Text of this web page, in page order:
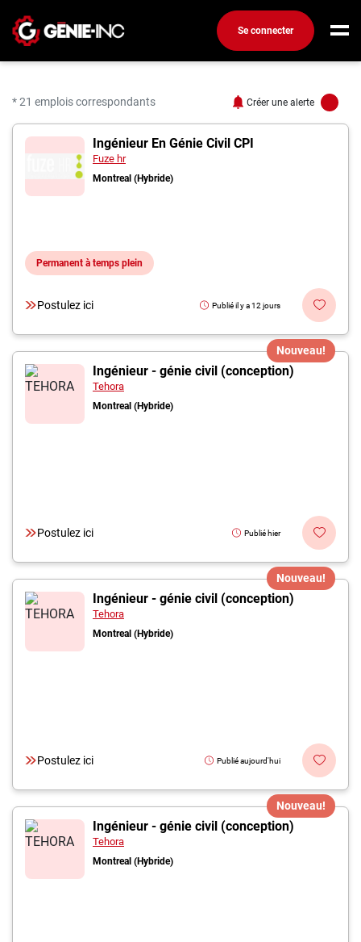
Se connecter
Créez un compte
Emplois
Recherchez un emploi
Compagnies
Ma boîte à outils
Conseils carrière
Inscrivez-vous à l'infolettre
Employeurs
* 21 emplois correspondants Créer une alerte
21 offres pour
Ingénieur En Génie Civil CPI
Fuze hr
Montreal (Hybride)
Permanent à temps plein
Postulez ici Publié il y a 12 jours
Nouveau!
Ingénieur - génie civil (conception)
Tehora
Montreal (Hybride)
Postulez ici Publié hier
Nouveau!
Ingénieur - génie civil (conception)
Tehora
Montreal (Hybride)
Postulez ici Publié aujourd'hui
Nouveau!
Ingénieur - génie civil (conception)
Tehora
Montreal (Hybride)